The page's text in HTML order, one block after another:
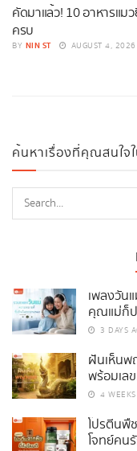
คัดมาแล้ว! 10 อาหารแม
ครบ
BY NIN ST AUGUST 4, 2026
ค้นหาเรื่องที่คุณสนใจใ
เพลงวัน
คุณแม่ก็ป
3 DAYS
ฝันเห็นพ
พร้อมเล
4 WEEKS
โปรตีนพื
โจทย์คน